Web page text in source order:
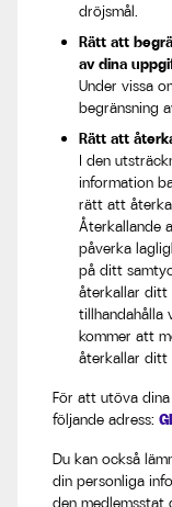
dröjsmål.
Rätt att
av dina
Under vissa
begränsning
Rätt att
I den
information
rätt att
Återkallande
påverka
på ditt
återkallar ditt
tillhandahålla
kommer att
återkallar ditt
För att utöva
följande adress:
Du kan också
din personliga
den